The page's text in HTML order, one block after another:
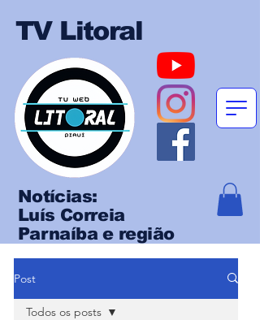
TV Litoral
Notícias:
Luís Correia
Parnaíba e região
Post
Todos os posts